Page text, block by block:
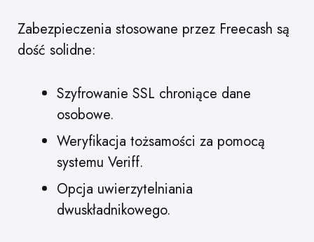
Zabezpieczenia stosowane przez Freecash są
dość solidne:
Szyfrowanie SSL chroniące dane
osobowe.
Weryfikacja tożsamości za pomocą
systemu Veriff.
Opcja uwierzytelniania
dwuskładnikowego.